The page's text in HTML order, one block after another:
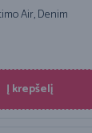
Air, Denim
Į krepšelį